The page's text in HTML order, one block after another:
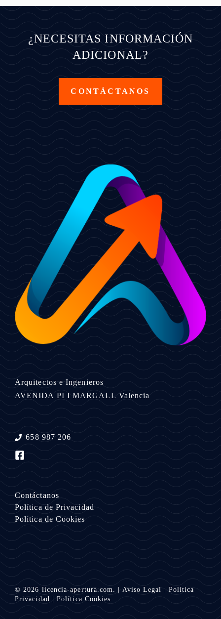
¿NECESITAS INFORMACIÓN
ADICIONAL?
CONTÁCTANOS
Arquitectos e Ingenieros
AVENIDA PI I MARGALL Valencia
658 987 206
Contáctanos
Política de Privacidad
Política de Cookies
© 2026 licencia-apertura.com. Aviso Legal
Política
Privacidad
|Política Cookies